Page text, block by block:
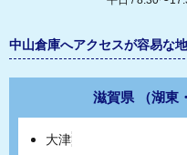
中山倉庫へアクセスが容易な
滋賀県 （湖東
大津